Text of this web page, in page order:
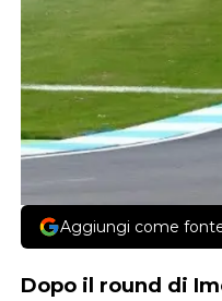
Aggiungi come
Dopo il round di